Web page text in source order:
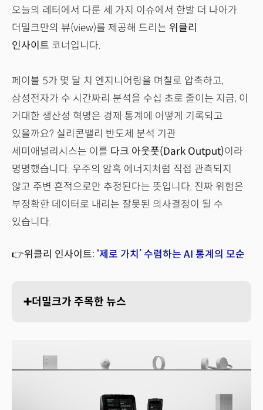
오늘의 레터에서 다룬 세 가지 이슈에서 한발 더 나아가
더밀크만의 뷰(view)를 제공해 드리는 위클리
인사이트 코너입니다.
페이블 5가 몇 달 치 엔지니어링을 며칠로 압축하고,
삼성전자가 수 시간짜리 분석을 수십 초로 줄이는 지금, 이
거대한 생산성 혁명은 경제 통계에 어떻게 기록되고
있을까요? 실리콘밸리 반도체 분석 기관
세미애널리시스는 이를 다크 아웃풋(Dark Output)이라
명명했습니다. 우주의 암흑 에너지처럼 직접 관측되지
않고 주변 흔적으로만 추정된다는 뜻입니다. 진짜 위험은
부정확한 데이터로 내리는 잘못된 의사결정이 될 수
있습니다.
👉위클리 인사이트: ‘제로 가치’ 수렴하는 AI 통계의 모순
➕더밀크가 주목한 뉴스